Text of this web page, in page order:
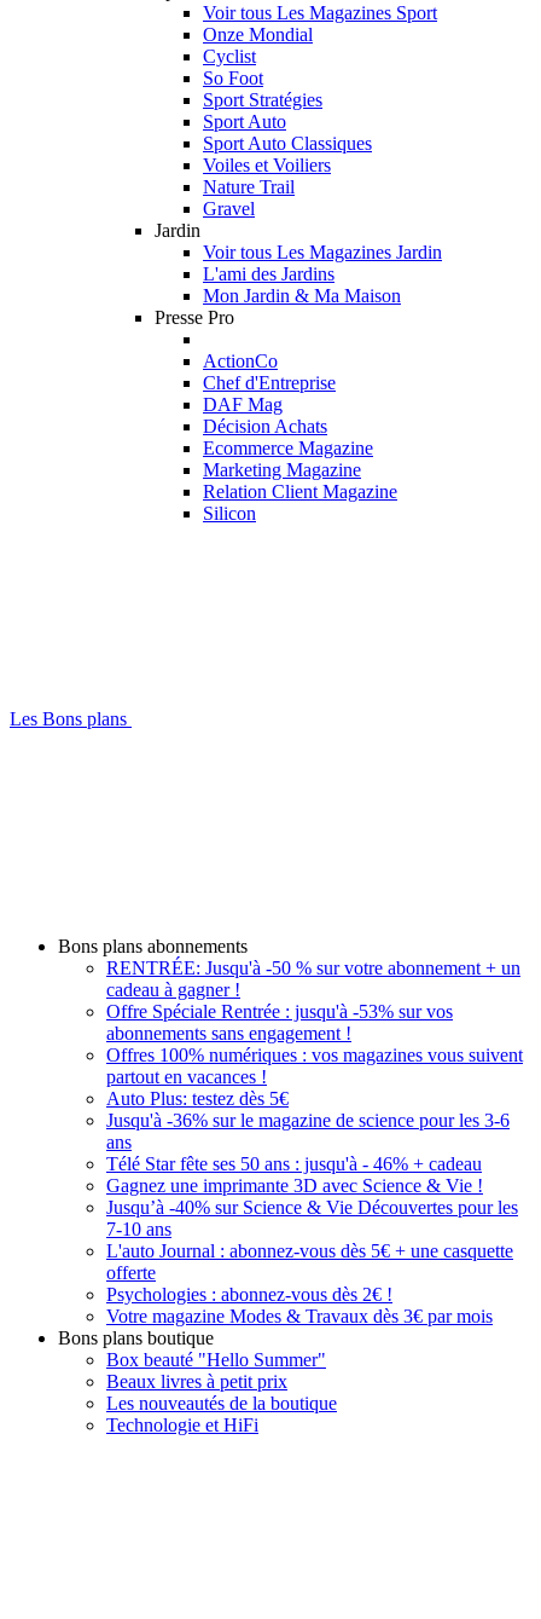
Voir tous Les Magazines Sport
Onze Mondial
Cyclist
So Foot
Sport Stratégies
Sport Auto
Sport Auto Classiques
Voiles et Voiliers
Nature Trail
Gravel
Jardin
Voir tous Les Magazines Jardin
L'ami des Jardins
Mon Jardin & Ma Maison
Presse Pro
ActionCo
Chef d'Entreprise
DAF Mag
Décision Achats
Ecommerce Magazine
Marketing Magazine
Relation Client Magazine
Silicon
Les Bons plans
Bons plans abonnements
RENTRÉE: Jusqu'à -50 % sur votre abonnement + un
cadeau à gagner !
Offre Spéciale Rentrée : jusqu'à -53% sur vos
abonnements sans engagement !
Offres 100% numériques : vos magazines vous suivent
partout en vacances !
Auto Plus: testez dès 5€
Jusqu'à -36% sur le magazine de science pour les 3-6
ans
Télé Star fête ses 50 ans : jusqu'à - 46% + cadeau
Gagnez une imprimante 3D avec Science & Vie !
Jusqu’à -40% sur Science & Vie Découvertes pour les
7-10 ans
L'auto Journal : abonnez-vous dès 5€ + une casquette
offerte
Psychologies : abonnez-vous dès 2€ !
Votre magazine Modes & Travaux dès 3€ par mois
Bons plans boutique
Box beauté "Hello Summer"
Beaux livres à petit prix
Les nouveautés de la boutique
Technologie et HiFi